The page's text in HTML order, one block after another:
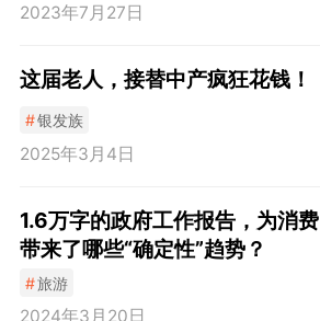
2023年7月27日
这届老人，接替中产疯狂花钱！
#银发族
2025年3月4日
1.6万字的政府工作报告，为消费
带来了哪些“确定性”趋势？
#旅游
2024年3月20日